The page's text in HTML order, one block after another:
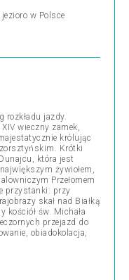
w Polsce
rozkładu jazdy.
wieczny zamek,
królując
Krótki
która jest
żywiołem,
Przełomem
przystanki: przy
skał nad Białką
kościół św. Michała
przejazd do
obiadokolacja,